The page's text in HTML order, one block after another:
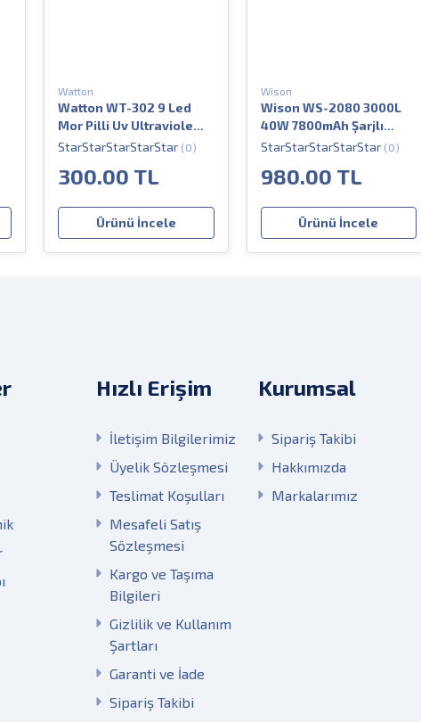
Watton
Watton WT-302 9 Led
Mor Pilli Uv Ultraviole
Balık El Feneri
(0)
300.00 TL
Ürünü İncele
Wison
Wison WS-2080 3000L
40W 7800mAh Şarjlı
Profesyonel Kafa
(0)
980.00 TL
Ürünü İncele
Hızlı Erişim
İletişim Bilgilerimiz
Üyelik Sözleşmesi
Teslimat Koşulları
Mesafeli Satış
Sözleşmesi
Kargo ve Taşıma
Bilgileri
Gizlilik ve Kullanım
Şartları
Garanti ve İade
Sipariş Takibi
Kurumsal
Sipariş Takibi
Hakkımızda
Markalarımız